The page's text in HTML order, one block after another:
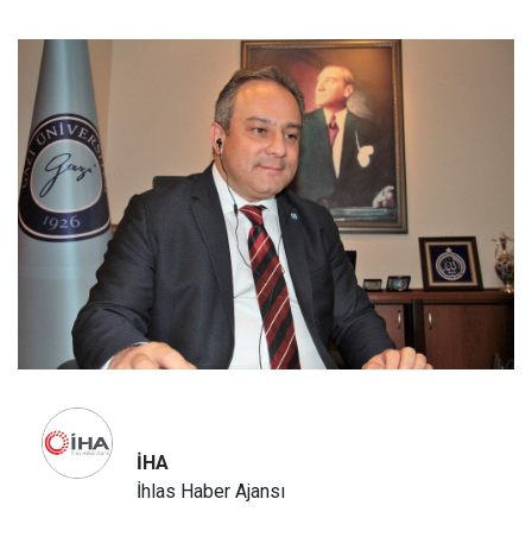
İHA
İhlas Haber Ajansı